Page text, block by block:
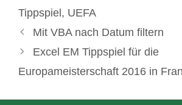
Tippspiel, UEFA
Mit VBA nach Datum filtern
Excel EM Tippspiel für die
Europameisterschaft 2016 in